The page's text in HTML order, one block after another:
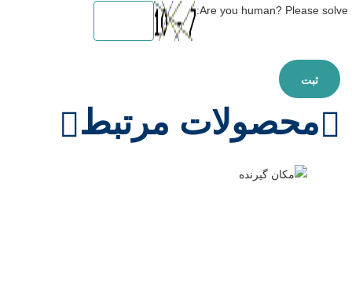
Are you human? Please solve:
محصولات مرتبط